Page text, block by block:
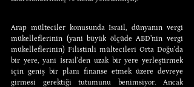
Arap mülteciler konusunda İsrail, dünyanın vergi
mükelleflerinin (yani büyük ölçüde ABD’nin vergi
mükelleflerinin) Filistinli mültecileri Orta Doğu’da
bir yere, yani İsrail’den uzak bir yere yerleştirmek
için geniş bir planı finanse etmek üzere devreye
girmesi gerektiği tutumunu benimsiyor. Ancak